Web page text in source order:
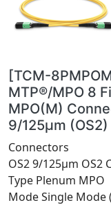
[TCM-
MTP®/MPO 8
MPO(M)
9/125μm (OS2)
Connectors
OS2 9/125μm OS2
Type Plenum MPO
Mode Single Mode